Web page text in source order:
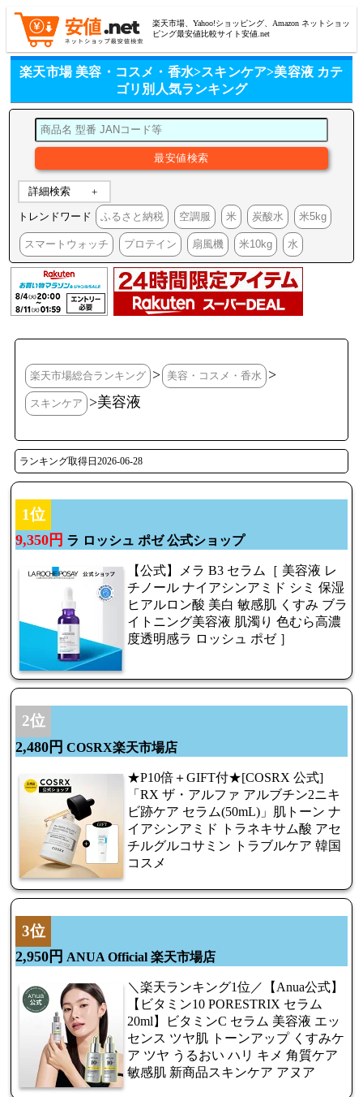
楽天市場、Yahoo!ショッピング、Amazon ネットショッ
ピング最安値比較サイト安値.net
楽天市場 美容・コスメ・香水>スキンケア>美容液 カテ
ゴリ別人気ランキング
詳細検索
トレンドワード ふるさと納税 空調服 米 炭酸水 米5kg
スマートウォッチ プロテイン 扇風機 米10kg 水
楽天市場総合ランキング > 美容・コスメ・香水 >
スキンケア >美容液
ランキング取得日2026-06-28
1位
9,350円 ラ ロッシュ ポゼ 公式ショップ
【公式】メラ B3 セラム［ 美容液 レ
チノール ナイアシンアミド シミ 保湿
ヒアルロン酸 美白 敏感肌 くすみ ブラ
イトニング美容液 肌濁り 色むら高濃
度透明感ラ ロッシュ ポゼ ］
2位
2,480円 COSRX楽天市場店
★P10倍＋GIFT付★[COSRX 公式]
「RX ザ・アルファ アルブチン2ニキ
ビ跡ケア セラム(50mL)」肌トーン ナ
イアシンアミド トラネキサム酸 アセ
チルグルコサミン トラブルケア 韓国
コスメ
3位
2,950円 ANUA Official 楽天市場店
＼楽天ランキング1位／【Anua公式】
【ビタミン10 PORESTRIX セラム
20ml】ビタミンC セラム 美容液 エッ
センス ツヤ肌 トーンアップ くすみケ
ア ツヤ うるおい ハリ キメ 角質ケア
敏感肌 新商品スキンケア アヌア